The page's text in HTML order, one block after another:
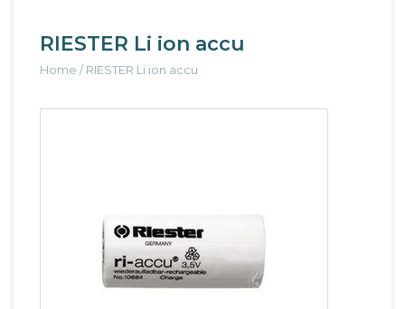
RIESTER Li ion accu
Home /RIESTER Li ion accu